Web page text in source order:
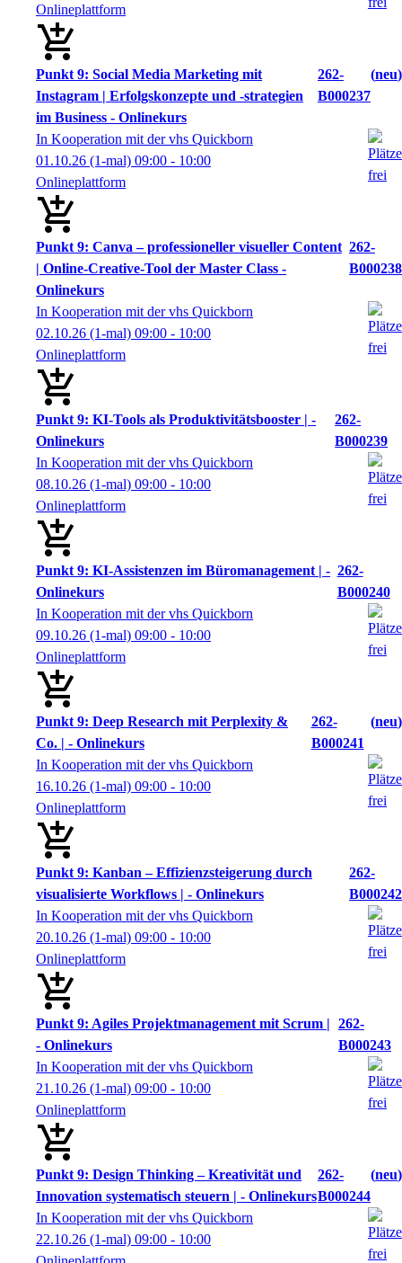
Onlineplattform
Punkt 9: Social Media Marketing mit
Instagram | Erfolgskonzepte und -strategien
im Business - Onlinekurs
262-
B000237
neu
In Kooperation mit der vhs Quickborn
01.10.26 (1-mal) 09:00 - 10:00
Onlineplattform
Punkt 9: Canva – professioneller visueller Content
| Online-Creative-Tool der Master Class -
Onlinekurs
262-
B000238
In Kooperation mit der vhs Quickborn
02.10.26 (1-mal) 09:00 - 10:00
Onlineplattform
Punkt 9: KI-Tools als Produktivitätsbooster | -
Onlinekurs
262-
B000239
In Kooperation mit der vhs Quickborn
08.10.26 (1-mal) 09:00 - 10:00
Onlineplattform
Punkt 9: KI-Assistenzen im Büromanagement | -
Onlinekurs
262-
B000240
In Kooperation mit der vhs Quickborn
09.10.26 (1-mal) 09:00 - 10:00
Onlineplattform
Punkt 9: Deep Research mit Perplexity &
Co. | - Onlinekurs
262-
B000241
neu
In Kooperation mit der vhs Quickborn
16.10.26 (1-mal) 09:00 - 10:00
Onlineplattform
Punkt 9: Kanban – Effizienzsteigerung durch
visualisierte Workflows | - Onlinekurs
262-
B000242
In Kooperation mit der vhs Quickborn
20.10.26 (1-mal) 09:00 - 10:00
Onlineplattform
Punkt 9: Agiles Projektmanagement mit Scrum |
- Onlinekurs
262-
B000243
In Kooperation mit der vhs Quickborn
21.10.26 (1-mal) 09:00 - 10:00
Onlineplattform
Punkt 9: Design Thinking – Kreativität und
Innovation systematisch steuern | - Onlinekurs
262-
B000244
neu
In Kooperation mit der vhs Quickborn
22.10.26 (1-mal) 09:00 - 10:00